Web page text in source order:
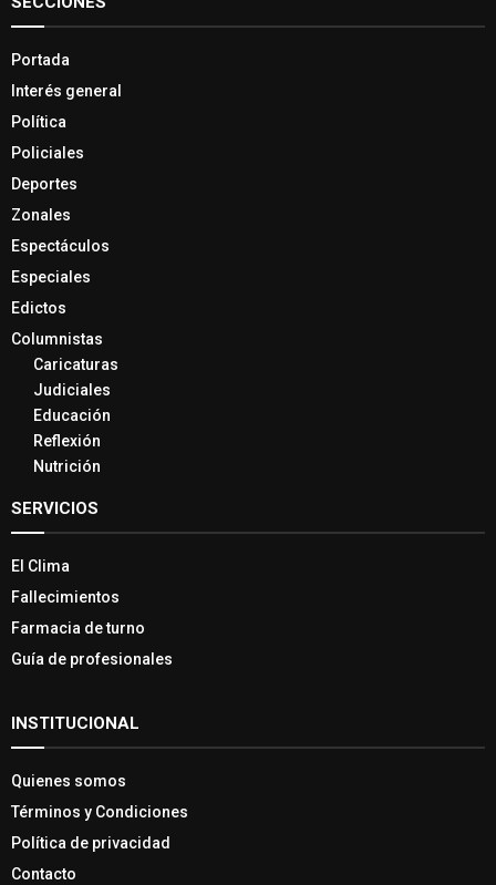
Portada
Interés general
Política
Policiales
Deportes
Zonales
Espectáculos
Especiales
Edictos
Columnistas
Caricaturas
Judiciales
Educación
Reflexión
Nutrición
SERVICIOS
El Clima
Fallecimientos
Farmacia de turno
Guía de profesionales
INSTITUCIONAL
Quienes somos
Términos y Condiciones
Política de privacidad
Contacto